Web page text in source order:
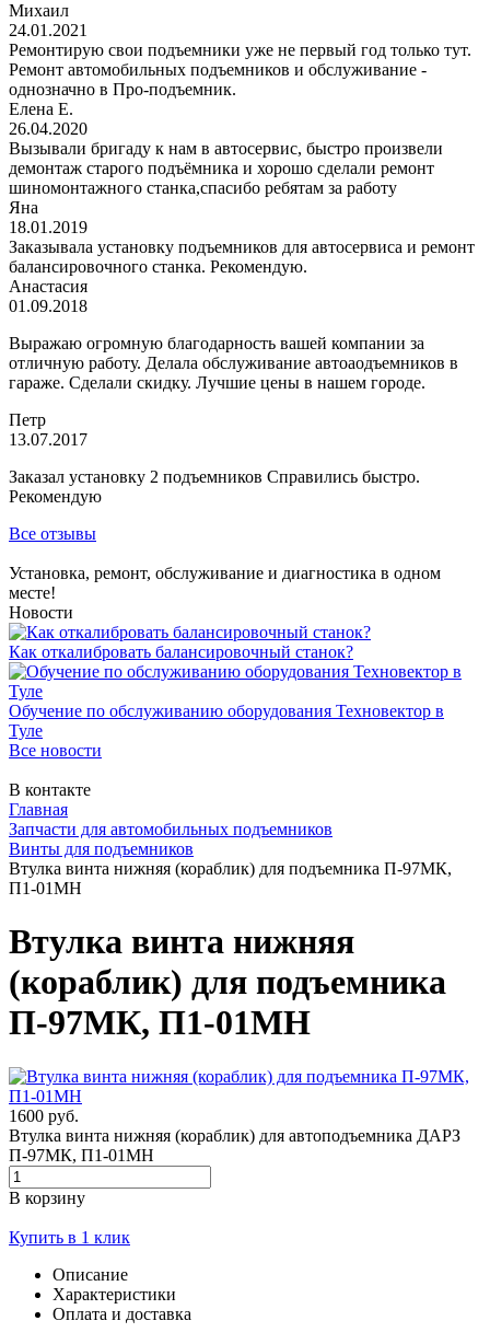
Михаил
24.01.2021
Ремонтирую свои подъемники уже не первый год только тут.
Ремонт автомобильных подъемников и обслуживание -
однозначно в Про-подъемник.
Елена Е.
26.04.2020
Вызывали бригаду к нам в автосервис, быстро произвели
демонтаж старого подъёмника и хорошо сделали ремонт
шиномонтажного станка,спасибо ребятам за работу
Яна
18.01.2019
Заказывала установку подъемников для автосервиса и ремонт
балансировочного станка. Рекомендую.
Анастасия
01.09.2018
Выражаю огромную благодарность вашей компании за
отличную работу. Делала обслуживание автоаодъемников в
гараже. Сделали скидку. Лучшие цены в нашем городе.
Петр
13.07.2017
Заказал установку 2 подъемников Справились быстро.
Рекомендую
Все отзывы
Установка, ремонт, обслуживание и диагностика в одном
месте!
Новости
Как откалибровать балансировочный станок?
Обучение по обслуживанию оборудования Техновектор в
Туле
Все новости
В контакте
Главная
Запчасти для автомобильных подъемников
Винты для подъемников
Втулка винта нижняя (кораблик) для подъемника П-97МК,
П1-01МН
Втулка винта нижняя
(кораблик) для подъемника
П-97МК, П1-01МН
1600 руб.
Втулка винта нижняя (кораблик) для автоподъемника ДАРЗ
П-97МК, П1-01МН
В корзину
Купить в 1 клик
Описание
Характеристики
Оплата и доставка